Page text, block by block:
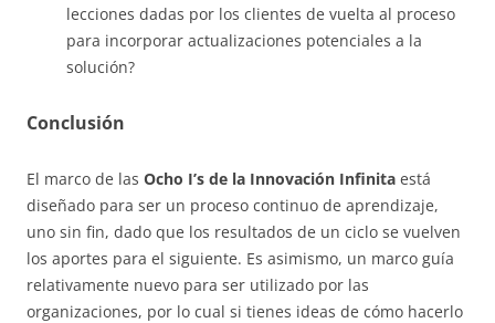
lecciones dadas por los clientes de vuelta al proceso
para incorporar actualizaciones potenciales a la
solución?
Conclusión
El marco de las Ocho I’s de la Innovación Infinita está
diseñado para ser un proceso continuo de aprendizaje,
uno sin fin, dado que los resultados de un ciclo se vuelven
los aportes para el siguiente. Es asimismo, un marco guía
relativamente nuevo para ser utilizado por las
organizaciones, por lo cual si tienes ideas de cómo hacerlo